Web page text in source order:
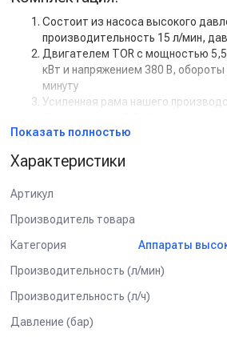
Состоит из насоса высокого
производительность 15 л/мин,
Двигателем TOR с мощностью 5,5
кВт и напряжением 380 В,
минуту
Усиленная рама нашего
Регулятором высокого давления
Копье L=70cm (изогнутое), 1/
ST-2300), 31 Obar, 45 l/min, вход
Муфта-байонет KW, 250bar, 1/
Ниппель удлиненный (KW) 250bar,
1/4внеш-1/4внеш, нерж. сталь
25045 Форсунка 1/4 ш
Показать полностью
Характеристики
Артикул
Производитель товара
Категория
Аппараты
Производительность (л/мин)
Производительность (л/ч)
Давление (бар)